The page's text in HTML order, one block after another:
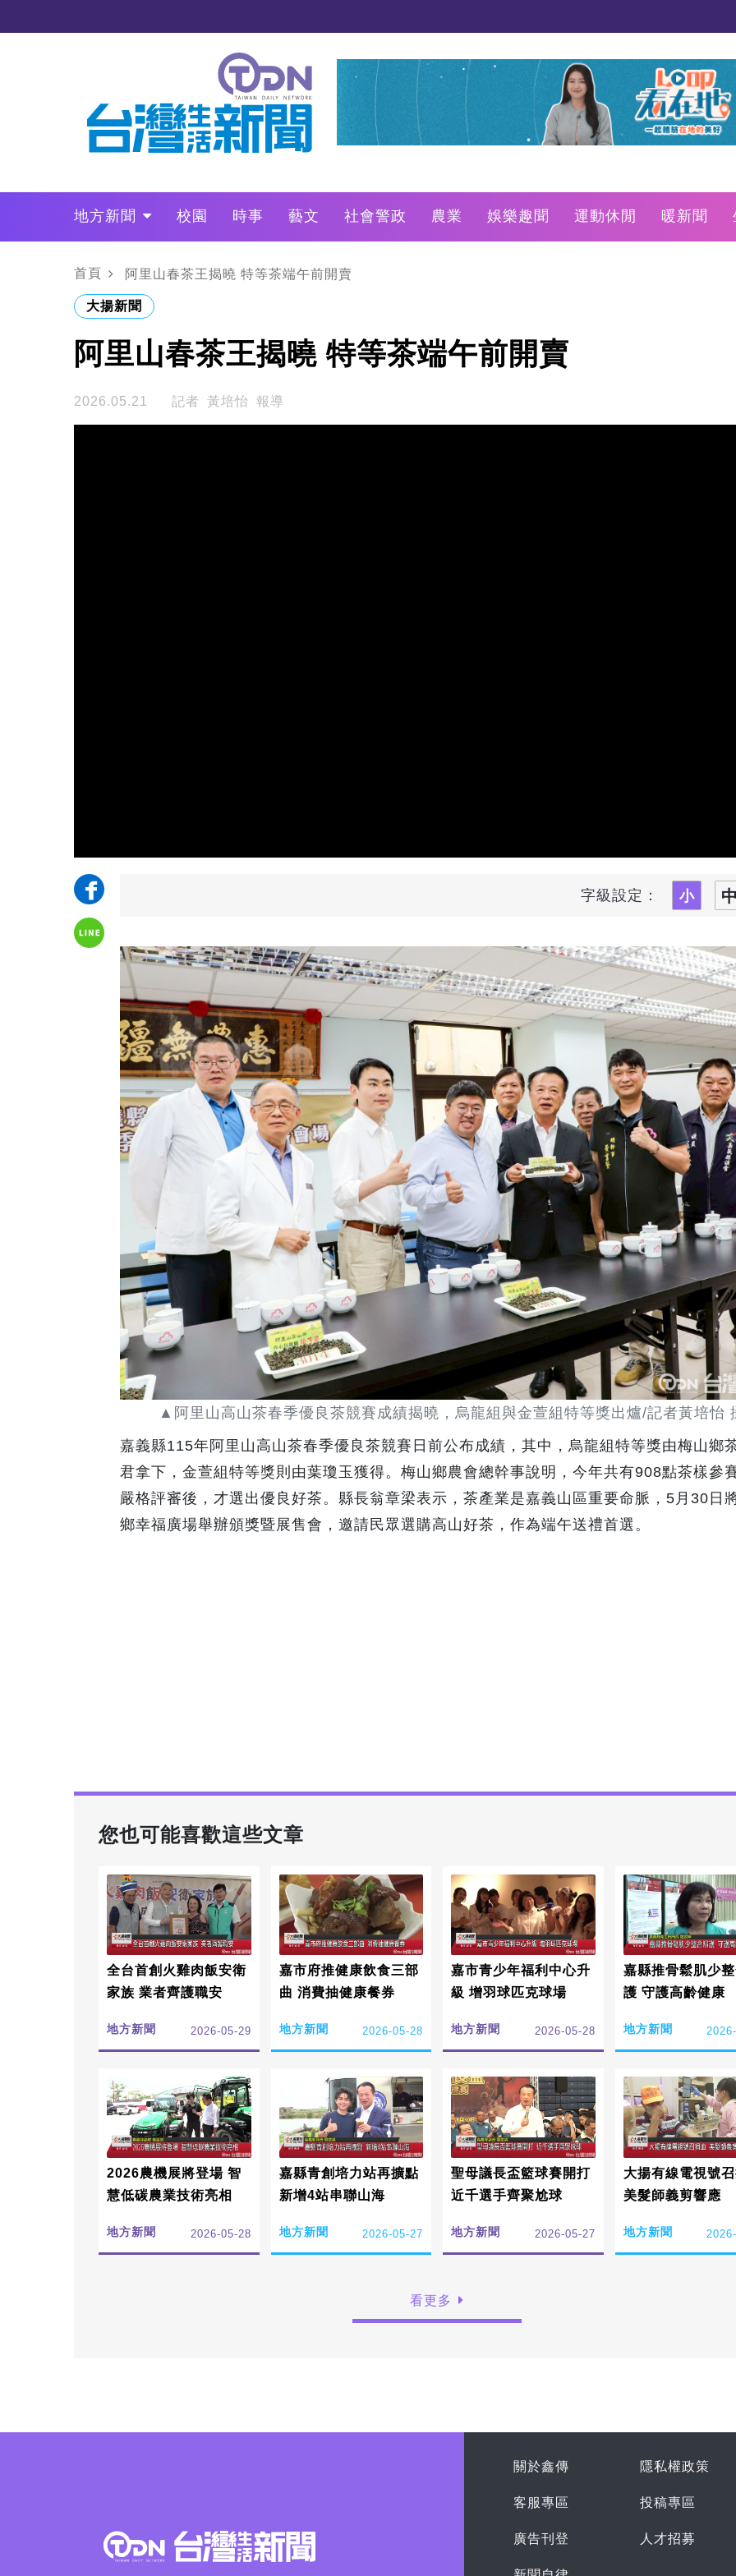
地方新聞 校園 時事 藝文 社會警政 農業 娛樂趣聞 運動休閒 暖新聞
政治
財經 LO叩敲敲門
首頁 阿里山春茶王揭曉 特等茶端午前開賣
大揚新聞
阿里山春茶王揭曉 特等茶端午前開賣
2026.05.21 記者 黃培怡 報導
字級設定：
▲阿里山高山茶春季優良茶競賽成績揭曉，烏龍組與金萱組特等獎出爐/記者黃培怡
嘉義縣115年阿里山高山茶春季優良茶競賽日前公布成績，其中，烏龍組特等獎由梅山鄉
君拿下，金萱組特等獎則由葉瓊玉獲得。梅山鄉農會總幹事說明，今年共有908點茶樣參
嚴格評審後，才選出優良好茶。縣長翁章梁表示，茶產業是嘉義山區重要命脈，5月30日
鄉幸福廣場舉辦頒獎暨展售會，邀請民眾選購高山好茶，作為端午送禮首選。
您也可能喜歡這些文章
全台首創火雞肉飯安衛
家族 業者齊護職安
地方新聞 2026-05-29
嘉市府推健康飲食三部
曲 消費抽健康餐券
地方新聞 2026-05-28
嘉市青少年福利中心升
級 增羽球匹克球場
地方新聞 2026-05-28
嘉縣推骨鬆肌少
護 守護高齡健康
地方新聞
2026農機展將登場 智
慧低碳農業技術亮相
地方新聞 2026-05-28
嘉縣青創培力站再擴點
新增4站串聯山海
地方新聞 2026-05-27
聖母議長盃籃球賽開打
近千選手齊聚尬球
地方新聞 2026-05-27
大揚有線電視號
美髮師義剪響應
地方新聞
看更多
關於鑫傳 隱私權政策
客服專區 投稿專區
廣告刊登 人才招募